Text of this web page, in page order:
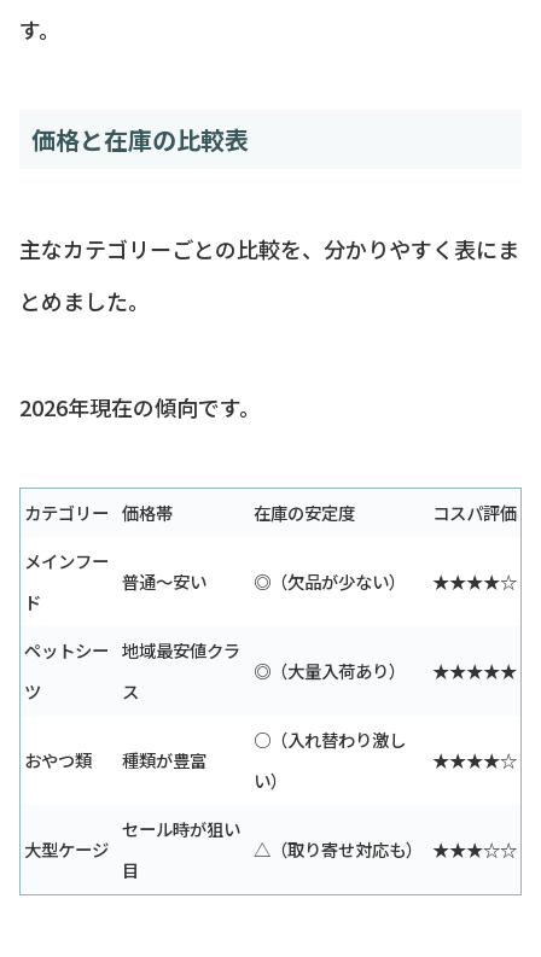
す。
価格と在庫の比較表
主なカテゴリーごとの比較を、分かりやすく表にま
とめました。
2026年現在の傾向です。
カテゴリー 価格帯 在庫の安定度
コスパ評価
メインフー
ド
普通〜安い ◎（欠品が少ない） ★★★★☆
ペットシー
ツ
地域最安値クラ
ス
◎（大量入荷あり） ★★★★★
おやつ類 種類が豊富
○（入れ替わり激し
い）
★★★★☆
大型ケージ
セール時が狙い
目
△（取り寄せ対応も） ★★★☆☆